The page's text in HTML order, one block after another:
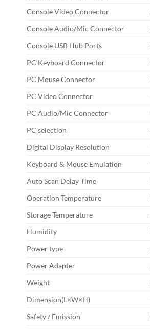
Console Video Connector
Console Audio/Mic Connector
Console USB Hub Ports
PC Keyboard Connector
PC Mouse Connector
PC Video Connector
PC Audio/Mic Connector
PC selection
Digital Display Resolution
Keyboard & Mouse Emulation
Auto Scan Delay Time
Operation Temperature
Storage Temperature
Humidity
Power type
Power Adapter
Weight
Dimension(L×W×H)
Safety / Emission